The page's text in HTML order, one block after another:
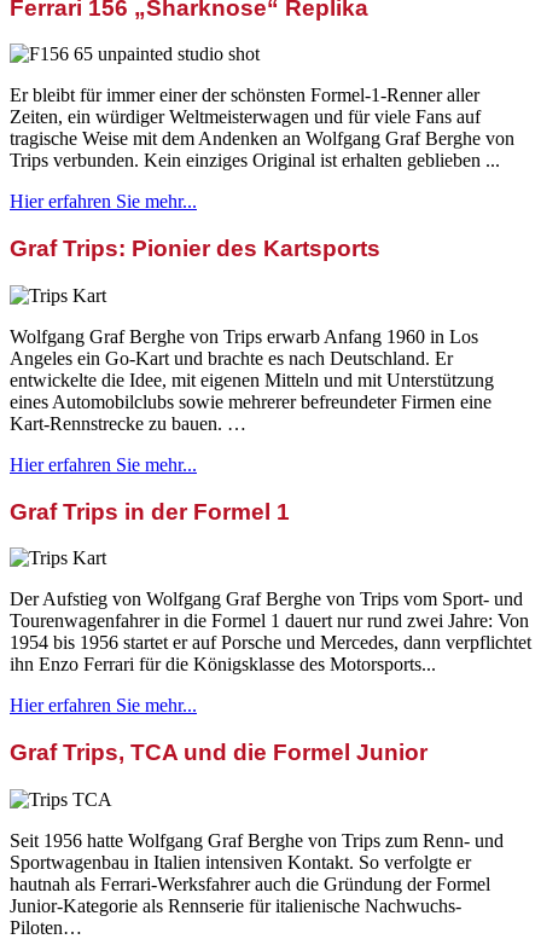
Ferrari 156 „Sharknose“ Replika
Er bleibt für immer einer der schönsten Formel-1-Renner aller
Zeiten, ein würdiger Weltmeisterwagen und für viele Fans auf
tragische Weise mit dem Andenken an Wolfgang Graf Berghe von
Trips verbunden. Kein einziges Original ist erhalten geblieben ...
Hier erfahren Sie mehr...
Graf Trips: Pionier des Kartsports
Wolfgang Graf Berghe von Trips erwarb Anfang 1960 in Los
Angeles ein Go-Kart und brachte es nach Deutschland. Er
entwickelte die Idee, mit eigenen Mitteln und mit Unterstützung
eines Automobilclubs sowie mehrerer befreundeter Firmen eine
Kart-Rennstrecke zu bauen. …
Hier erfahren Sie mehr...
Graf Trips in der Formel 1
Der Aufstieg von Wolfgang Graf Berghe von Trips vom Sport- und
Tourenwagenfahrer in die Formel 1 dauert nur rund zwei Jahre: Von
1954 bis 1956 startet er auf Porsche und Mercedes, dann verpflichtet
ihn Enzo Ferrari für die Königsklasse des Motorsports...
Hier erfahren Sie mehr...
Graf Trips, TCA und die Formel Junior
Seit 1956 hatte Wolfgang Graf Berghe von Trips zum Renn- und
Sportwagenbau in Italien intensiven Kontakt. So verfolgte er
hautnah als Ferrari-Werksfahrer auch die Gründung der Formel
Junior-Kategorie als Rennserie für italienische Nachwuchs-
Piloten…